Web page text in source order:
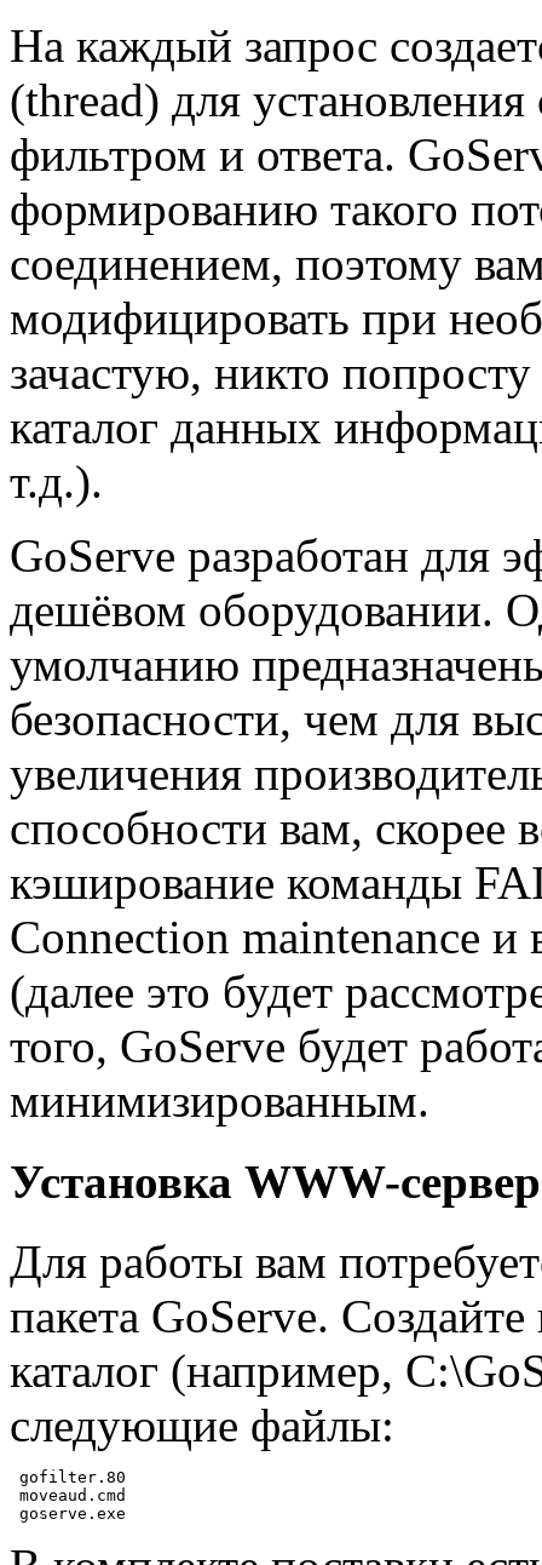
На каждый запрос
(thread) для
фильтром и ответа.
формированию такого
соединением, поэтому
модифицировать при
зачастую, никто
каталог данных
т.д.).
GoServe разработан для
дешёвом оборудовании.
умолчанию
безопасности, чем для
увеличения
способности вам, скорее
кэширование команды
Connection maintenance
(далее это будет
того, GoServe будет
минимизированным.
Установка WWW-
Для работы вам
пакета GoServe.
каталог (например,
следующие файлы:
gofilter.80
moveaud.cmd